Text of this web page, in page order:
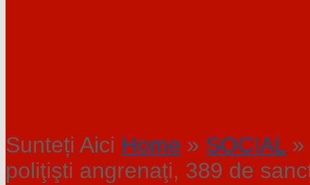
Sunteți Aici Home » SOCIAL »
poliţişti angrenaţi, 389 de